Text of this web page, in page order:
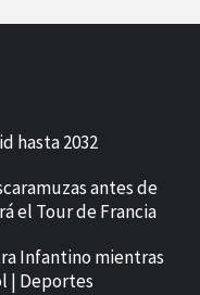
hasta 2032
antes de
el Tour de Francia
Infantino mientras
| Deportes